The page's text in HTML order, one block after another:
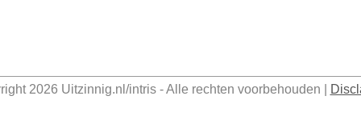
2026 Uitzinnig.nl/intris- Alle rechten voorbehouden |